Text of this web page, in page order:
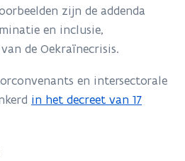
zijn de addenda
en inclusie,
de Oekraïnecrisis.
en intersectorale
in het decreet van 17
(